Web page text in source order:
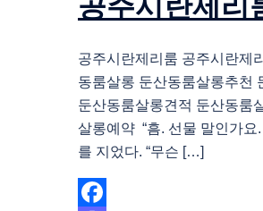
공주시란제리
공주시란제리룸 공주시란제
동룸살롱 둔산동룸살롱추천
둔산동룸살롱견적 둔산동룸
살롱예약 “흠. 선물 말인가요
를 지었다. “무슨 […]